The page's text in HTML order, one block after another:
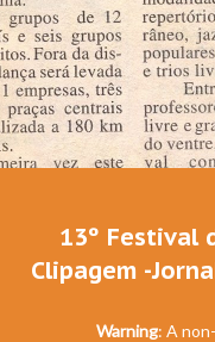
13º Festival
Clipagem -
Warning: A